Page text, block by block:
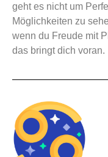
geht es nicht um
Möglichkeiten zu
wenn du Freude mit
das bringt dich voran.